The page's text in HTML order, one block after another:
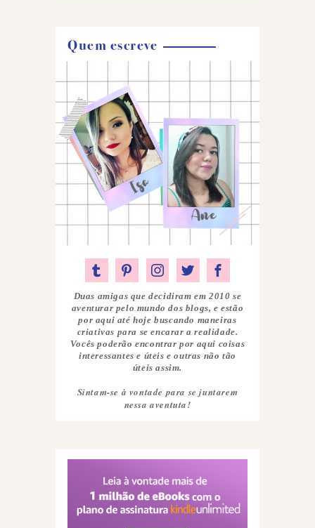
Quem escreve
Duas amigas que decidiram em 2010 se
aventurar pelo mundo dos blogs, e estão
por aqui até hoje buscando maneiras
criativas para se encarar a realidade.
Vocês poderão encontrar por aqui coisas
interessantes e úteis e outras não tão
úteis assim.
Sintam-se à vontade para se juntarem
nessa aventuta!